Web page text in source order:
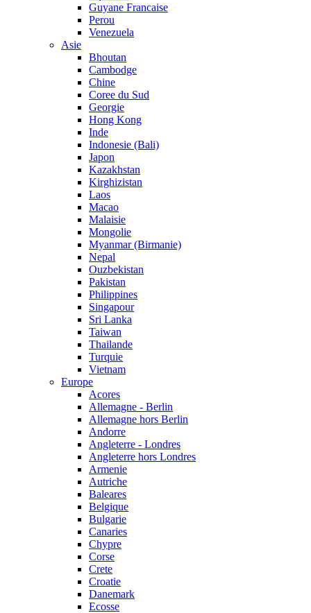
Guyane Francaise
Perou
Venezuela
Asie
Bhoutan
Cambodge
Chine
Coree du Sud
Georgie
Hong Kong
Inde
Indonesie (Bali)
Japon
Kazakhstan
Kirghizistan
Laos
Macao
Malaisie
Mongolie
Myanmar (Birmanie)
Nepal
Ouzbekistan
Pakistan
Philippines
Singapour
Sri Lanka
Taiwan
Thailande
Turquie
Vietnam
Europe
Acores
Allemagne - Berlin
Allemagne hors Berlin
Andorre
Angleterre - Londres
Angleterre hors Londres
Armenie
Autriche
Baleares
Belgique
Bulgarie
Canaries
Chypre
Corse
Crete
Croatie
Danemark
Ecosse